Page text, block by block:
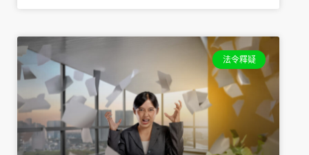
法令釋疑